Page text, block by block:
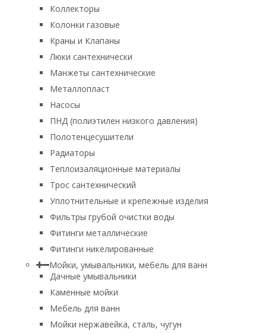
Коллекторы
Колонки газовые
Краны и Клапаны
Люки сантехнически
Манжеты сантехнические
Металлопласт
Насосы
ПНД (полиэтилен низкого давления)
Полотенцесушители
Радиаторы
Теплоизаляционные материалы
Трос сантехнический
Уплотнительные и крепежные изделия
Фильтры грубой очистки воды
Фитинги металлические
Фитинги никелированные
Мойки, умывальники, мебель для ванн
Дачные умывальники
Каменные мойки
Мебель для ванн
Мойки нержавейка, сталь, чугун